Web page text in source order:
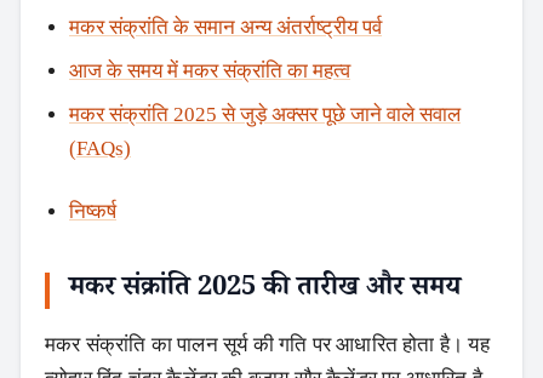
मकर संक्रांति के समान अन्य अंतर्राष्ट्रीय पर्व
आज के समय में मकर संक्रांति का महत्व
मकर संक्रांति 2025 से जुड़े अक्सर पूछे जाने वाले सवाल
(FAQs)
निष्कर्ष
मकर संक्रांति 2025 की तारीख और समय
मकर संक्रांति का पालन सूर्य की गति पर आधारित होता है। यह